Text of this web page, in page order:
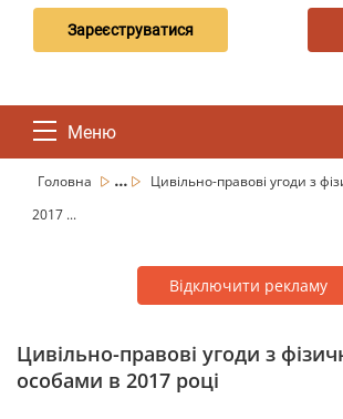
Зареєструватися
Меню
Головна ...
Цивільно-правові угоди з
2017 ...
Відключити рекламу
Цивільно-правові угоди з
особами в 2017 році